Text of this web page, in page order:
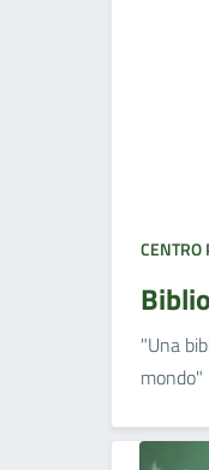
CENTRO
"Una
mondo"